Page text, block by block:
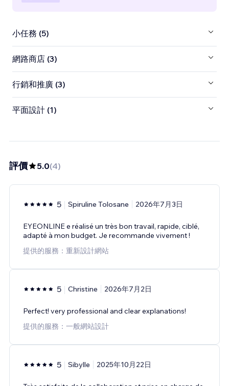
小任務 (5)
網路商店 (3)
行銷和推廣 (3)
平面設計 (1)
評價 5.0(4)
5 Spiruline Tolosane 2026年7月3日
EYEONLINE e réalisé un très bon travail, rapide, ciblé,
adapté à mon budget. Je recommande vivement !
提供的服務：重新設計網站
5 Christine 2026年7月2日
Perfect! very professional and clear explanations!
提供的服務：一般網站設計
5 Sibylle 2025年10月22日